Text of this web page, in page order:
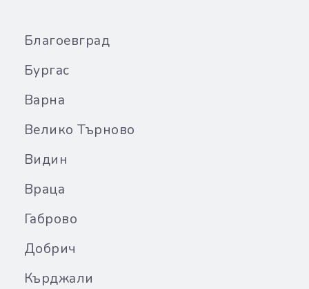
Благоевград
Бургас
Варна
Велико Търново
Видин
Враца
Габрово
Добрич
Кърджали